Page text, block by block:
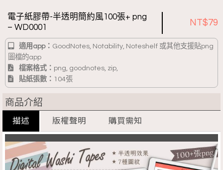
電子紙膠帶-半透明簡約風100張+ png
– WD0001
NT$79
適用app： GoodNotes, Notability, Noteshelf 或其他支援貼png
圖檔的app
檔案格式： png, goodnotes, zip,
貼紙張數： 104張
商品介紹
描述 版權聲明 購買需知